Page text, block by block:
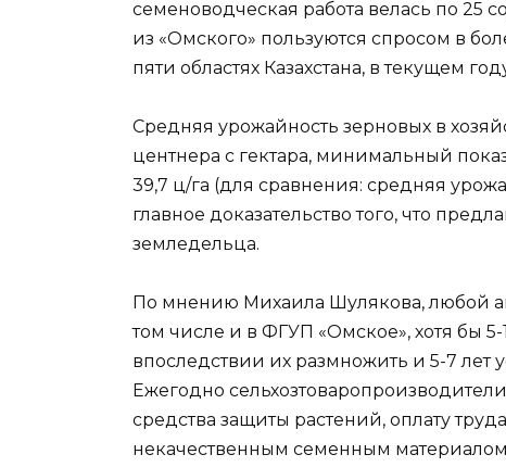
семеноводческая работа велась по 25
из «Омского» пользуются спросом в
пяти областях Казахстана, в текущем
Средняя урожайность зерновых в
центнера с гектара, минимальный
39,7 ц/га (для сравнения: средняя
главное доказательство того, что
земледельца.
По мнению Михаила Шулякова, любой
том числе и в ФГУП «Омское», хотя бы
впоследствии их размножить и 5-7 лет
Ежегодно
средства защиты растений, оплату
некачественным семенным